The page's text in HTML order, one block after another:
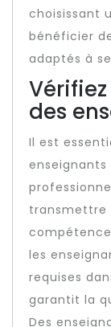
choisissant
bénéficier
adaptés à
des
Il est
transmettre
les
requises
garantit la
Des